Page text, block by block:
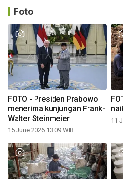
Foto
FOTO - Presiden Prabowo
menerima kunjungan Frank-
Walter Steinmeier
15 June 2026 13:09 WIB
11